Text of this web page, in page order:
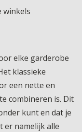
winkels
elke garderobe
klassieke
een nette en
combineren is. Dit
kunt en dat je
er namelijk alle